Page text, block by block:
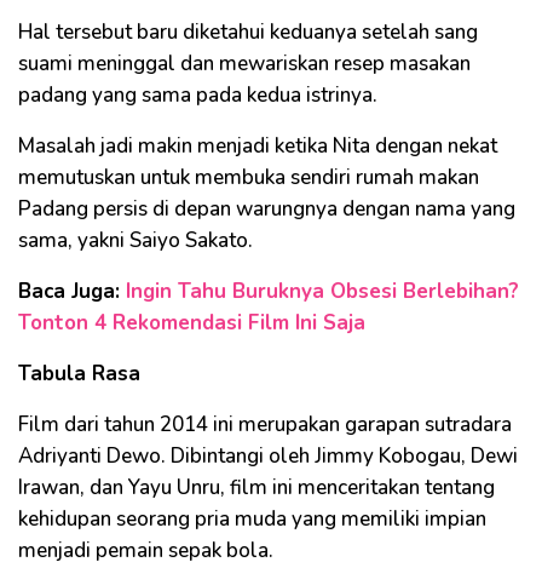
Hal tersebut baru diketahui keduanya setelah sang
suami meninggal dan mewariskan resep masakan
padang yang sama pada kedua istrinya.
Masalah jadi makin menjadi ketika Nita dengan nekat
memutuskan untuk membuka sendiri rumah makan
Padang persis di depan warungnya dengan nama yang
sama, yakni Saiyo Sakato.
Baca Juga: Ingin Tahu Buruknya Obsesi Berlebihan?
Tonton 4 Rekomendasi Film Ini Saja
Tabula Rasa
Film dari tahun 2014 ini merupakan garapan sutradara
Adriyanti Dewo. Dibintangi oleh Jimmy Kobogau, Dewi
Irawan, dan Yayu Unru, film ini menceritakan tentang
kehidupan seorang pria muda yang memiliki impian
menjadi pemain sepak bola.